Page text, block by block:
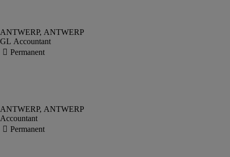
GL Accountant
Accountant